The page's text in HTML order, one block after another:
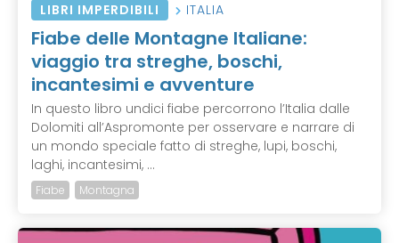
LIBRI IMPERDIBILI ITALIA
Fiabe delle Montagne Italiane:
viaggio tra streghe, boschi,
incantesimi e avventure
In questo libro undici fiabe percorrono l’Italia dalle
Dolomiti all’Aspromonte per osservare e narrare di
un mondo speciale fatto di streghe, lupi, boschi,
laghi, incantesimi, ...
Fiabe Montagna